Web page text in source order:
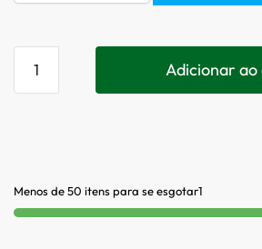
Adicionar
Menos de 50 itens para se esgotar1